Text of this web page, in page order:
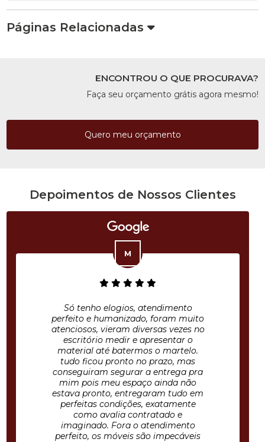
Páginas Relacionadas
ENCONTROU O QUE PROCURAVA?
Faça seu orçamento grátis agora mesmo!
Quero meu orçamento
Depoimentos de Nossos Clientes
Só tenho elogios, atendimento
perfeito e humanizado, foram muito
atenciosos, vieram diversas vezes no
escritório medir e apresentar o
material até batermos o martelo.
tudo ficou pronto no prazo, mas
conseguiram segurar a entrega pra
mim pois meu espaço ainda não
estava pronto, entregaram tudo em
perfeitas condições, exatamente
como avalia contratado e
imaginado. Fora o atendimento
perfeito, os móveis são impecáveis